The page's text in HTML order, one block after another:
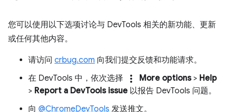
您可以使用以下选项讨论与 DevTools 相关的新功能、更新
或任何其他内容。
请访问 crbug.com 向我们提交反馈和功能请求。
在 DevTools 中，依次选择
more_vert More options> Help
> Report a DevTools issue 以报告 DevTools 问题。
向 @ChromeDevTools 发送推文。